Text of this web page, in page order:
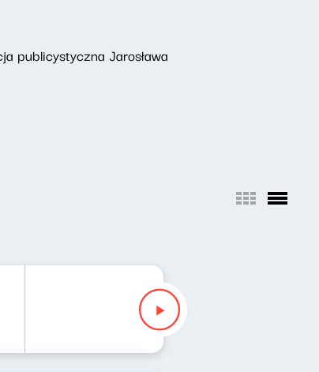
publicystyczna Jarosława